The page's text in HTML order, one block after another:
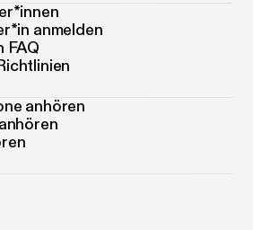
anmelden
FAQ
anhören